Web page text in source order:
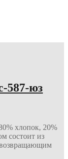
юз
хлопок, 20%
состоит из